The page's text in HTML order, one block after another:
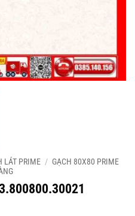
LÁT PRIME / GẠCH 80X80 PRIME